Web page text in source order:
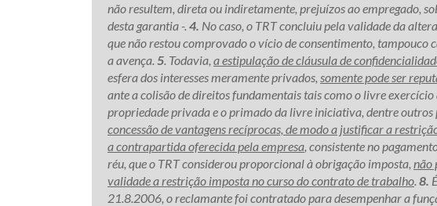
não resultem, direta ou indiretamente, prejuízos ao empregado,
desta garantia -. 4. No caso, o TRT concluiu pela validade da
que não restou comprovado o vício de consentimento,
a avença. 5. Todavia, a estipulação de cláusula de
esfera dos interesses meramente privados, somente pode ser
ante a colisão de direitos fundamentais tais como o livre
propriedade privada e o primado da livre iniciativa, dentre outros
concessão de vantagens recíprocas, de modo a justificar a
a contrapartida oferecida pela empresa, consistente no
réu, que o TRT considerou proporcional à obrigação imposta, não
validade a restrição imposta no curso do contrato de trabalho. 8.
21.8.2006, o reclamante foi contratado para desempenhar a